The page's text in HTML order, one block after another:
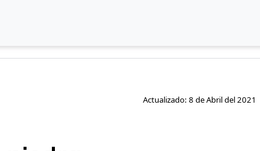
Actualizado: 8 de Abril del 2021